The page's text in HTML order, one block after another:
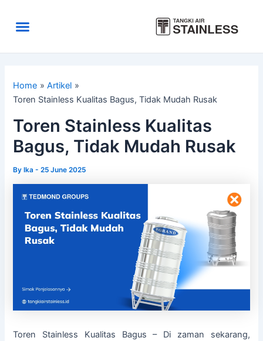
contentMenu
Home
Artikel
Toren Stainless Kualitas Bagus, Tidak Mudah Rusak
Toren Stainless Kualitas
Bagus, Tidak Mudah Rusak
ByIka-25 June 2025
Toren Stainless Kualitas Bagus – Di zaman sekarang,